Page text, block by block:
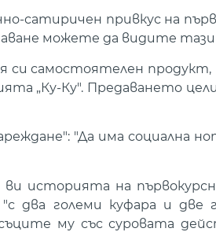
сатиричен привкус на
можете да видите тази
си самостоятелен
„Ку-Ку". Предаването
"Да има социална
историята на
два големи куфара и две
му със суровата